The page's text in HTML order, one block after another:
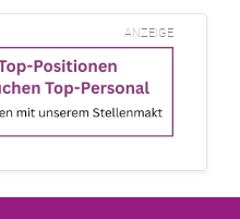
ANZEIGE